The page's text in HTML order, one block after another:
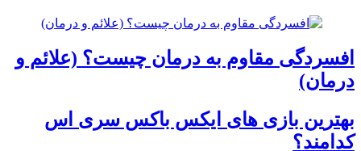
افسردگی مقاوم به درمان چیست؟ (علائم و
درمان)
بهترین بازی های ایکس باکس سری اس
کدامند؟